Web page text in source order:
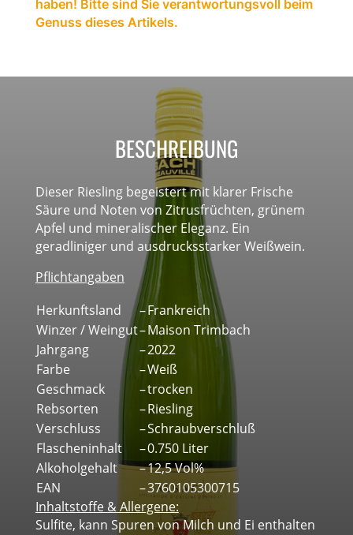
haben! Bitte sind Sie verantwortungsvoll beim
Genuss dieses Artikels.
BESCHREIBUNG
Dieser Riesling begeistert mit klarer Frische
Säure und Noten von Zitrusfrüchten, grünem
Apfel und mineralischer Eleganz. Ein
geradliniger und ausdrucksstarker Weißwein.
Pflichtangaben
Herkunftsland
–Frankreich
Winzer / Weingut–Maison Trimbach
Jahrgang
–2022
Farbe
–Weiß
Geschmack
–trocken
Rebsorten
–Riesling
Verschluss
–Schraubverschluß
Flascheninhalt
–0.750 Liter
Alkoholgehalt
–12,5 Vol%
EAN
–3760105300715
Inhaltstoffe & Allergene:
Sulfite, kann Spuren von Milch und Ei enthalten